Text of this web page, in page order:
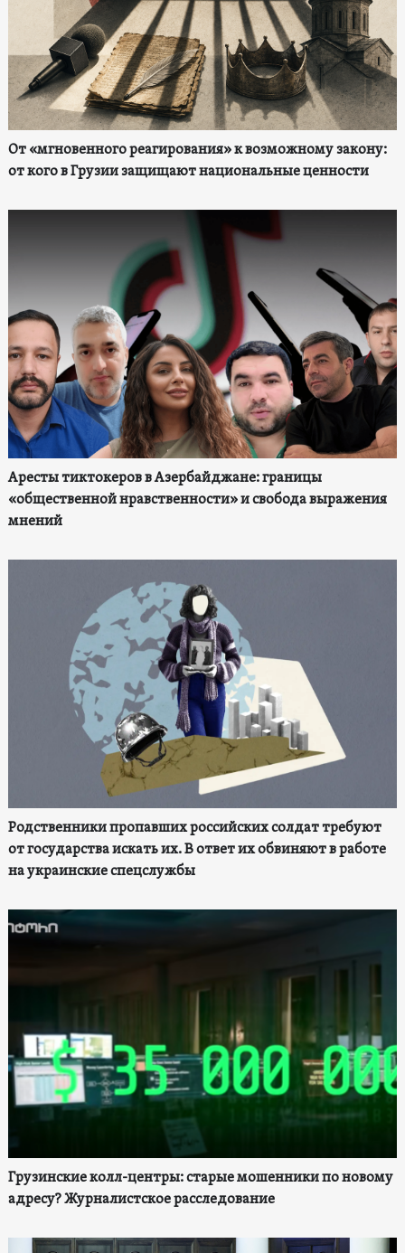
От «мгновенного реагирования» к возможному закону:
от кого в Грузии защищают национальные ценности
Аресты тиктокеров в Азербайджане: границы
«общественной нравственности» и свобода выражения
мнений
Родственники пропавших российских солдат требуют
от государства искать их. В ответ их обвиняют в работе
на украинские спецслужбы
Грузинские колл-центры: старые мошенники по новому
адресу? Журналистское расследование